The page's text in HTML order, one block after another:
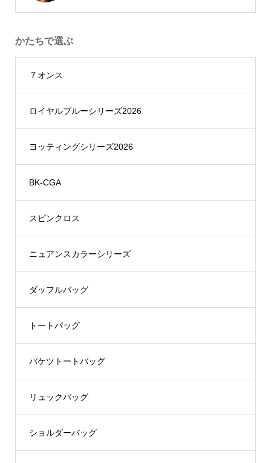
かたちで選ぶ
７オンス
ロイヤルブルーシリーズ2026
ヨッティングシリーズ2026
BK-CGA
スピンクロス
ニュアンスカラーシリーズ
ダッフルバッグ
トートバッグ
バケツトートバッグ
リュックバッグ
ショルダーバッグ